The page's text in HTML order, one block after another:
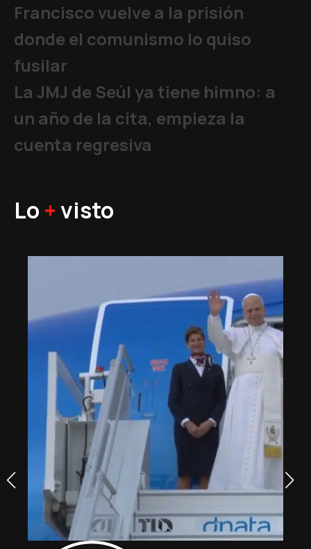
Francisco vuelve a la prisión
donde el comunismo lo quiso
fusilar
La JMJ de Seúl ya tiene himno: a
un año de la cita, empieza la
cuenta regresiva
Lo +visto